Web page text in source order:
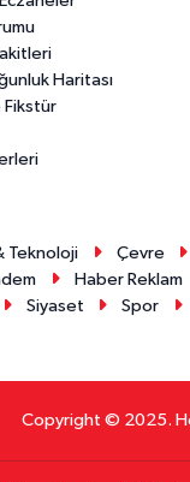
Haritası
Fikstür
Teknoloji Çevre
Haber Reklam
Siyaset Spor
Copyright © 2025.